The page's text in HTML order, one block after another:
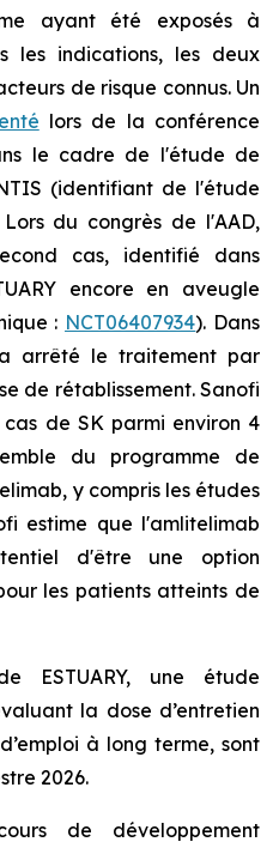
ayant été exposés à
les indications, les deux
de risque connus. Un
lors de la conférence
le cadre de l'étude de
(identifiant de l'étude
du congrès de l'AAD,
cas, identifié dans
encore en aveugle
: NCT06407934). Dans
arrêté le traitement par
de rétablissement. Sanofi
de SK parmi environ 4
du programme de
y compris les études
estime que l'amlitelimab
d'être une option
les patients atteints de
ESTUARY, une étude
la dose d’entretien
à long terme, sont
2026.
de développement